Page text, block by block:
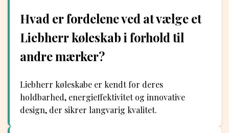
Hvad er fordelene ved at vælge et
Liebherr køleskab i forhold til
andre mærker?
Liebherr køleskabe er kendt for deres
holdbarhed, energieffektivitet og innovative
design, der sikrer langvarig kvalitet.